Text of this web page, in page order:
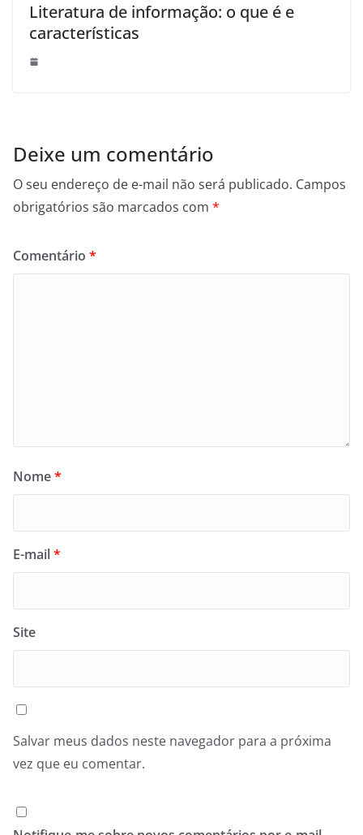
Literatura de informação: o que é e
características
Deixe um comentário
O seu endereço de e-mail não será publicado. Campos
obrigatórios são marcados com *
Comentário *
Nome*
E-mail*
Site
Salvar meus dados neste navegador para a próxima
vez que eu comentar.